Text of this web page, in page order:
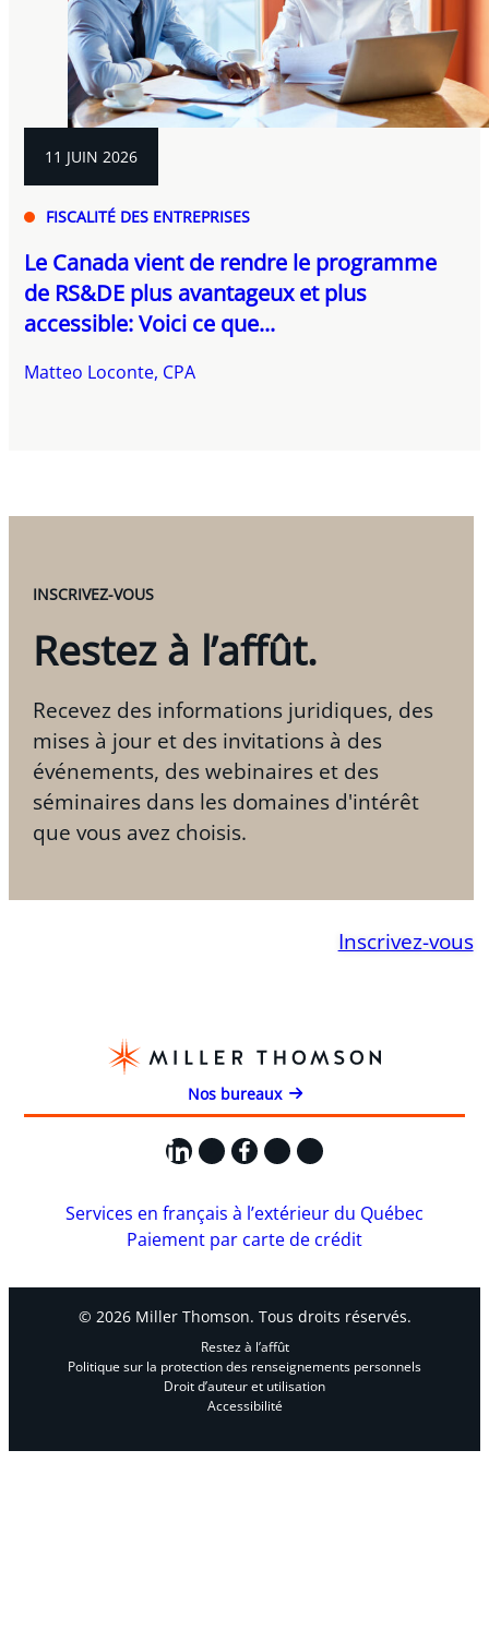
11 JUIN 2026
FISCALITÉ DES ENTREPRISES
Le Canada vient de rendre le programme
de RS&DE plus avantageux et plus
accessible: Voici ce que...
Matteo Loconte, CPA
INSCRIVEZ-VOUS
Restez à l’affût.
Recevez des informations juridiques, des
mises à jour et des invitations à des
événements, des webinaires et des
séminaires dans les domaines d'intérêt
que vous avez choisis.
Inscrivez-vous
Nos bureaux
LinkedIn
X Facebook
Instagram
YouTube
Services en français à l’extérieur du Québec
Paiement par carte de crédit
© 2026 Miller Thomson. Tous droits réservés.
Restez à l’affût
Politique sur la protection des renseignements personnels
Droit d’auteur et utilisation
Accessibilité